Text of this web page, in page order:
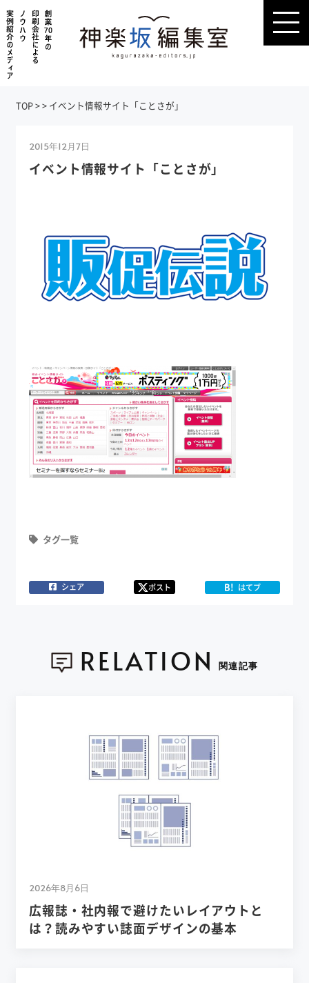
TOP>> イベント情報サイト「ことさが」
2015年12月7日
イベント情報サイト「ことさが」
タグ一覧
シェア ポスト B! はてブ
RELATION 関連記事
2026年8月6日
広報誌・社内報で避けたいレイアウトと
は？読みやすい誌面デザインの基本